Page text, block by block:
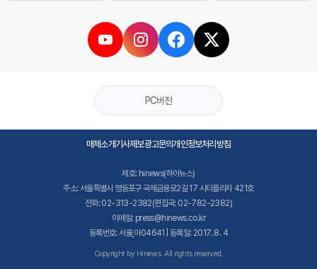
PC버전
매체소개기사제보광고문의개인정보처리방침
제호: hinews(하이뉴스)
주소: 서울특별시 영등포구 국제금융로2길 17 시티플라자 421호
전화: 02-313-2382(편집국: 02-782-2382)
이메일: press@hinews.co.kr
등록번호: 서울,아04641 | 등록일: 2017. 8. 4
Copyright by Hinews. All rights reserved.